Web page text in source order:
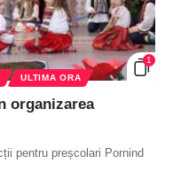
1
ULTIMA ORA
organizarea
pentru preșcolari Pornind